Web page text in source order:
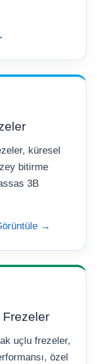
küresel
bitirme
3B
→
Frezeler
uçlu frezeler,
özel